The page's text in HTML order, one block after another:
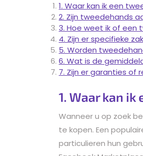
1. Waar kan ik een
2. Zijn tweedehands
3. Hoe weet ik of een
4. Zijn er specifieke
5. Worden
6. Wat is de
7. Zijn er garanties of
1. Waar kan
Wanneer u op zoek
te kopen. Een
particulieren hun